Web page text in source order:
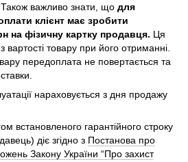
важливо знати, що для
клієнт має зробити
на фізичну картку продавця. Ця
вартості товару при його отриманні.
передоплата не повертається та
нараховується з дня продажу
встановленого гарантійного строку
діє згідно з Постанова про
Закону України “Про захист